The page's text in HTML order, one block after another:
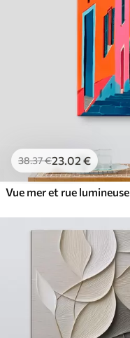
38.37€23.02 €
Vue mer et rue lumineuse